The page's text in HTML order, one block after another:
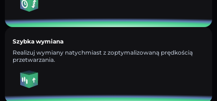
Szybka wymiana
Realizuj wymiany natychmiast z zoptymalizowaną prędkością
przetwarzania.